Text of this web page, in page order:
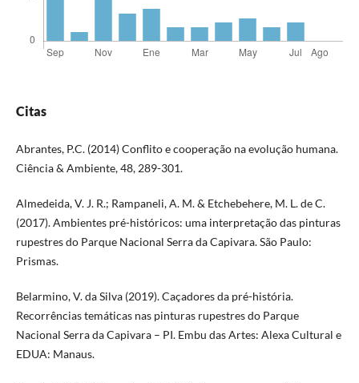
Citas
Abrantes, P.C. (2014) Conflito e cooperação na evolução humana.
Ciência & Ambiente, 48, 289-301.
Almedeida, V. J. R.; Rampaneli, A. M. & Etchebehere, M. L. de C.
(2017). Ambientes pré-históricos: uma interpretação das pinturas
rupestres do Parque Nacional Serra da Capivara. São Paulo:
Prismas.
Belarmino, V. da Silva (2019). Caçadores da pré-história.
Recorrências temáticas nas pinturas rupestres do Parque
Nacional Serra da Capivara – PI. Embu das Artes: Alexa Cultural e
EDUA: Manaus.